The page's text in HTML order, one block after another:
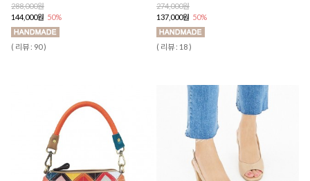
288,000원
144,000원 50%
( 리뷰 : 90 )
274,000원
137,000원 50%
( 리뷰 : 18 )